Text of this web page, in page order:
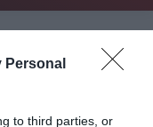
Personal
to third parties, or
και 5,7
φανέλα του